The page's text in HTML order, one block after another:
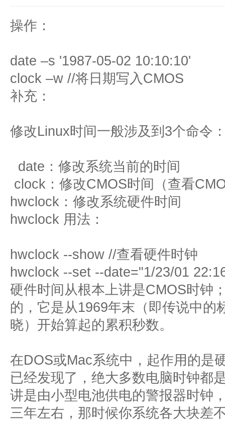
操作：
date –s '1987-05-02 10:10:10'
clock –w //将日期写入CMOS
补充：
修改Linux时间一般涉及到3个命令
date：修改系统当前的时间
clock：修改CMOS时间（查看
hwclock：修改系统硬件时间
hwclock 用法：
hwclock --show //查看硬件时钟
hwclock --set --date="1/23/01
硬件时间从根本上讲是CMOS时钟
的，它是从1969年末（即传说中的
晓）开始算起的累积秒数。
在DOS或Mac系统中，起作用的是
已经发现了，绝大多数电脑时钟都
讲是由小型电池供电的警报器时钟
三年左右，那时候你系统各大块差